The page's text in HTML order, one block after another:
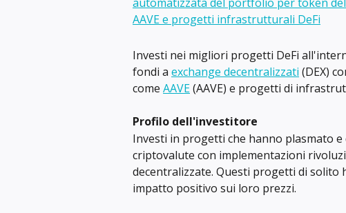
Investi nei migliori progetti DeFi
fondi a exchange decentralizzati (DEX)
come AAVE (AAVE) e progetti di
Profilo dell'investitore
Investi in progetti che hanno plasmato
criptovalute con implementazioni
decentralizzate. Questi progetti di solito
impatto positivo sui loro prezzi.